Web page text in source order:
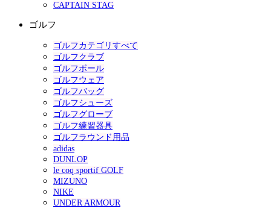
CAPTAIN STAG
ゴルフ
ゴルフカテゴリすべて
ゴルフクラブ
ゴルフボール
ゴルフウェア
ゴルフバッグ
ゴルフシューズ
ゴルフグローブ
ゴルフ練習器具
ゴルフラウンド用品
adidas
DUNLOP
le coq sportif GOLF
MIZUNO
NIKE
UNDER ARMOUR